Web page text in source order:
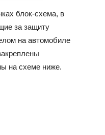
блок-схема, в
за защиту
на автомобиле
на схеме ниже.